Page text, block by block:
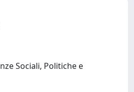
Sociali, Politiche e